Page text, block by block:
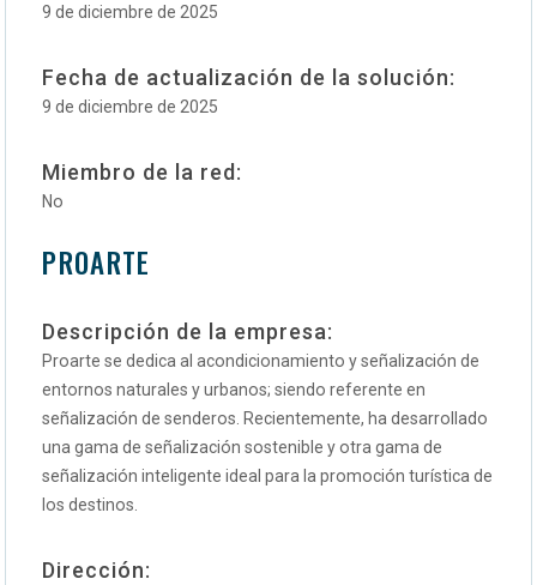
9 de diciembre de 2025
Fecha de actualización de la solución:
9 de diciembre de 2025
Miembro de la red:
No
PROARTE
Descripción de la empresa:
Proarte se dedica al acondicionamiento y señalización de
entornos naturales y urbanos; siendo referente en
señalización de senderos. Recientemente, ha desarrollado
una gama de señalización sostenible y otra gama de
señalización inteligente ideal para la promoción turística de
los destinos.
Dirección: